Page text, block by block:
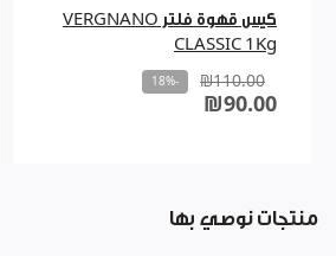
كيس قهوة فلتر VERGNANO
CLASSIC 1Kg
₪110.00
-18%
₪90.00
منتجات نوصي بها